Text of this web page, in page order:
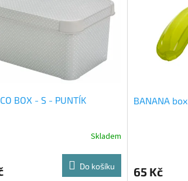
BOX - S - PUNTÍK
Skladem
Do košíku
BANANA box
65 Kč